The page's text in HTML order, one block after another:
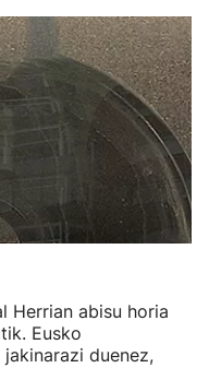
Herrian abisu horia
Eusko
duenez,